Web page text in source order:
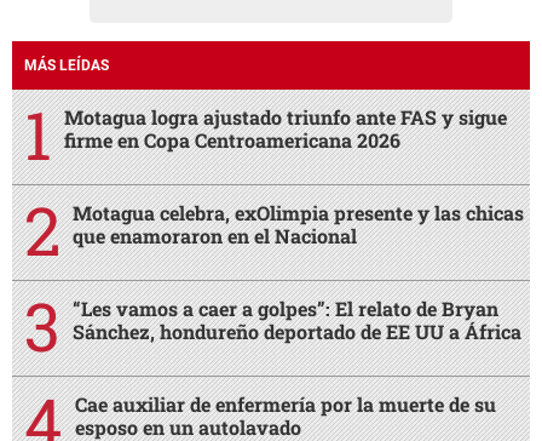
MÁS LEÍDAS
Motagua logra ajustado triunfo ante FAS y sigue
firme en Copa Centroamericana 2026
Motagua celebra, exOlimpia presente y las chicas
que enamoraron en el Nacional
“Les vamos a caer a golpes”: El relato de Bryan
Sánchez, hondureño deportado de EE UU a África
Cae auxiliar de enfermería por la muerte de su
esposo en un autolavado